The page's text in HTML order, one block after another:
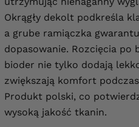
Okrągły dekolt podkreśla
a grube ramiączka
dopasowanie. Rozcięcia po
bioder nie tylko dodają
zwiększają komfort
Produkt polski, co
wysoką jakość tkanin.